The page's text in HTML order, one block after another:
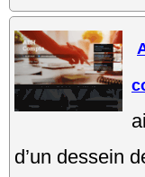
d’un dessein